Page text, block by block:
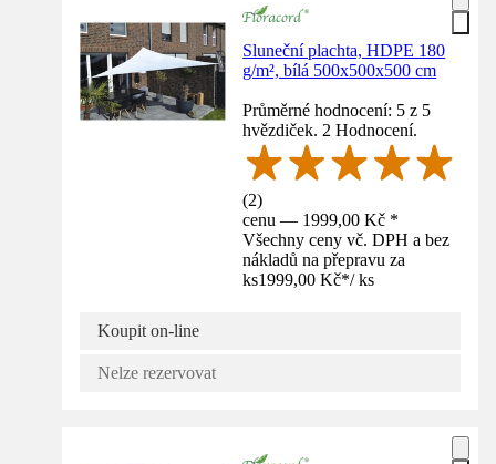
Sluneční plachta, HDPE 180
g/m², bílá 500x500x500 cm
Průměrné hodnocení: 5 z 5
hvězdiček. 2 Hodnocení.
(2)
cenu — 1999,00 Kč *
Všechny ceny vč. DPH a bez
nákladů na přepravu za
ks1999,00 Kč*/ ks
Koupit on-line
Nelze rezervovat